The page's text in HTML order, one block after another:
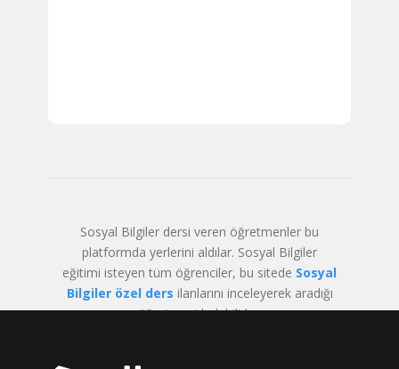
Sosyal Bilgiler dersi veren öğretmenler bu
platformda yerlerini aldılar. Sosyal Bilgiler
eğitimi isteyen tüm öğrenciler, bu sitede Sosyal
Bilgiler özel ders ilanlarını inceleyerek aradığı
öğretmeni bulabilirler.